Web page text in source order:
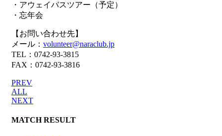
・アウェイバスツアー（予定）
・忘年会
【お問い合わせ先】
メール： volunteer@naraclub.jp
TEL：0742-93-3815
FAX：0742-93-3816
PREV
ALL
NEXT
MATCH RESULT